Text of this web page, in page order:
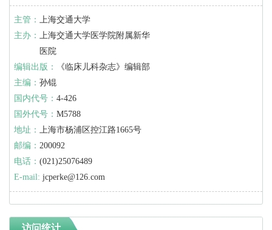
主管： 上海交通大学
主办： 上海交通大学医学院附属新华
医院
编辑出版：
《临床儿科杂志》编辑部
主编： 孙锟
国内代号： 4-426
国外代号： M5788
地址： 上海市杨浦区控江路1665号
邮编： 200092
电话： (021)25076489
E-mail: jcperke@126.com